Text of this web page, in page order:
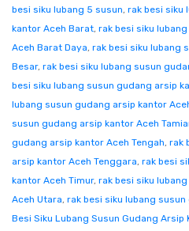
besi siku lubang 5 susun, rak besi siku
kantor Aceh Barat, rak besi siku
Aceh Barat Daya, rak besi siku lubang
Besar, rak besi siku lubang susun
besi siku lubang susun gudang arsip
lubang susun gudang arsip kantor
susun gudang arsip kantor Aceh
gudang arsip kantor Aceh Tengah, rak
arsip kantor Aceh Tenggara, rak besi
kantor Aceh Timur, rak besi siku
Aceh Utara, rak besi siku lubang
Besi Siku Lubang Susun Gudang Arsip